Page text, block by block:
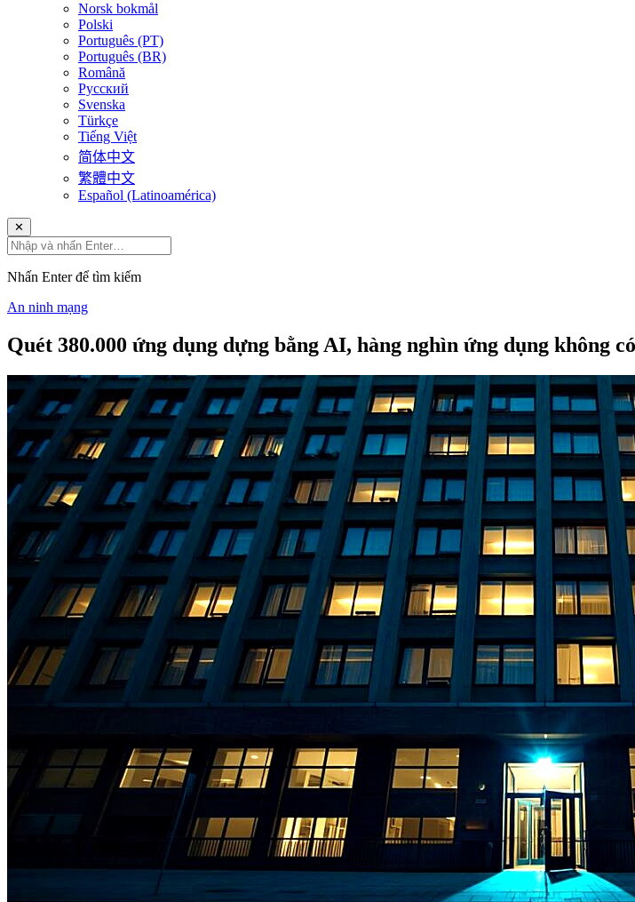
Norsk bokmål
Polski
Português (PT)
Português (BR)
Română
Русский
Svenska
Türkçe
Tiếng Việt
简体中文
繁體中文
Español (Latinoamérica)
✕
Nhấn Enter để tìm kiếm
An ninh mạng
Quét 380.000 ứng dụng dựng bằng AI, hàng nghìn ứng dụng không